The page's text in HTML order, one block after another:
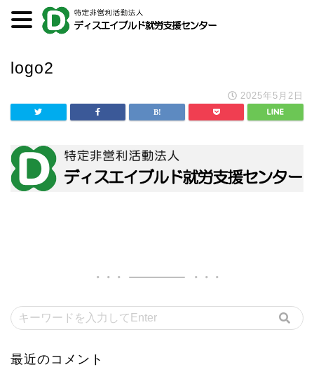
logo2
2025年5月2日
最近のコメント